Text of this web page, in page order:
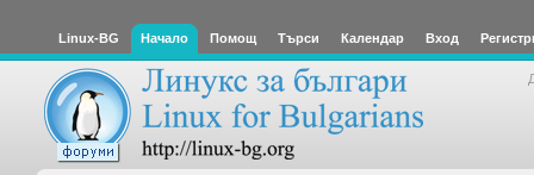
Linux-BG Начало Помощ Търси Календар Вход